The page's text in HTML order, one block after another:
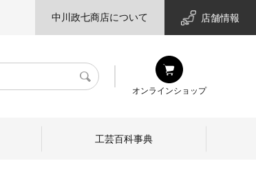
中川政七商店について 店舗情報
検
オンラインショップ
工芸百科事典